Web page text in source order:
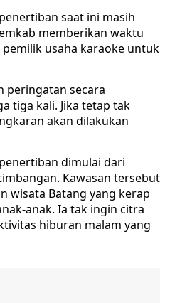
saat ini masih
memberikan waktu
usaha karaoke untuk
peringatan secara
tiga kali. Jika tetap tak
akan dilakukan
dimulai dari
Kawasan tersebut
wisata Batang yang kerap
anak. Ia tak ingin citra
hiburan malam yang